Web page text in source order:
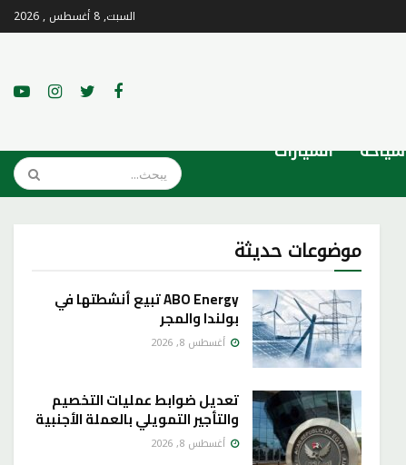
السبت, 8 أغسطس , 2026
سياحة
السيارات
موضوعات حديثة
ABO Energy تبيع أنشطتها في
بولندا والمجر
أغسطس 8, 2026
تعديل ضوابط عمليات التخصيم
والتأجير التمويلي بالعملة الأجنبية
أغسطس 8, 2026